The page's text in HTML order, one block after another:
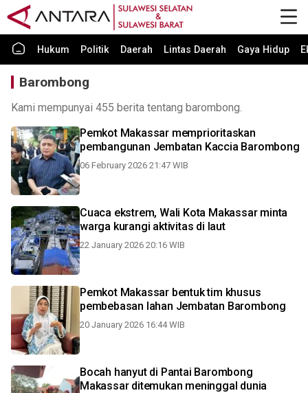
Hukum Politik Daerah Lintas Daerah Gaya Hidup
Barombong
Kami mempunyai 455 berita tentang barombong.
Pemkot Makassar memprioritaskan
pembangunan Jembatan Kaccia Barombong
06 February 2026 21:47 WIB
Cuaca ekstrem, Wali Kota Makassar minta
warga kurangi aktivitas di laut
22 January 2026 20:16 WIB
Pemkot Makassar bentuk tim khusus
pembebasan lahan Jembatan Barombong
20 January 2026 16:44 WIB
Bocah hanyut di Pantai Barombong
Makassar ditemukan meninggal dunia